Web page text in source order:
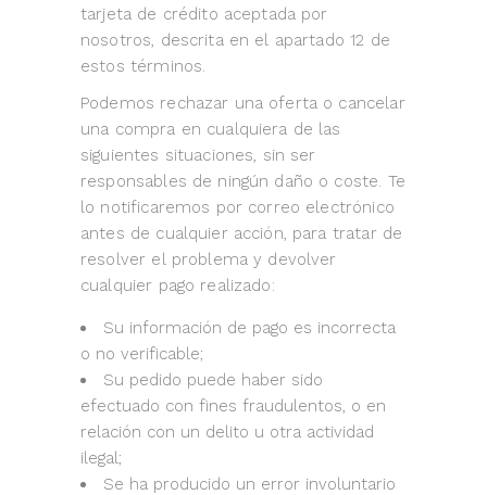
tarjeta de crédito aceptada por
nosotros, descrita en el apartado 12 de
estos términos.
Podemos rechazar una oferta o cancelar
una compra en cualquiera de las
siguientes situaciones, sin ser
responsables de ningún daño o coste. Te
lo notificaremos por correo electrónico
antes de cualquier acción, para tratar de
resolver el problema y devolver
cualquier pago realizado:
Su información de pago es incorrecta
o no verificable;
Su pedido puede haber sido
efectuado con fines fraudulentos, o en
relación con un delito u otra actividad
ilegal;
Se ha producido un error involuntario